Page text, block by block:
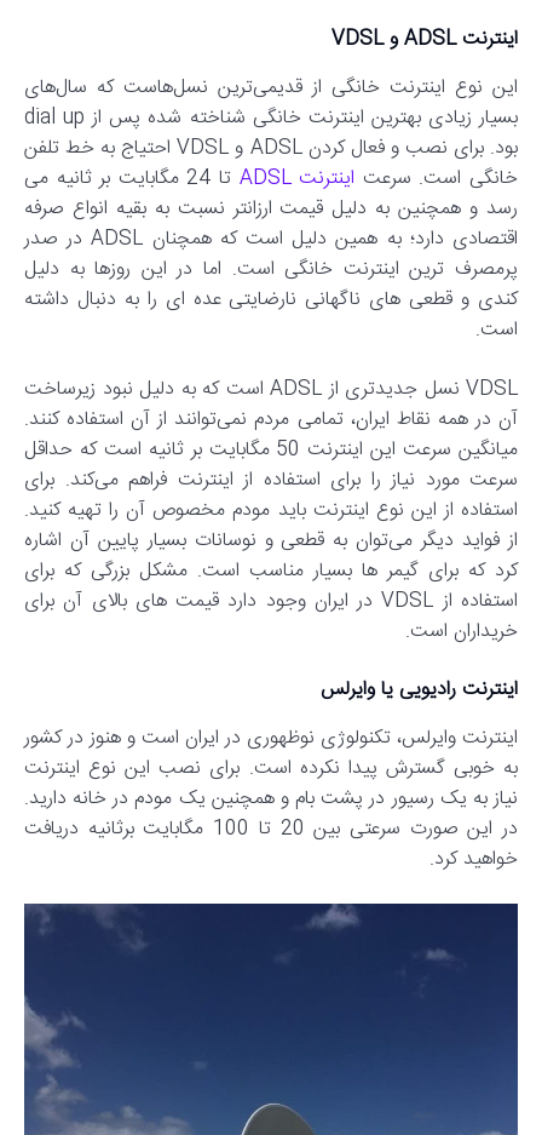
اینترنت ADSL و VDSL
این نوع اینترنت خانگی از قدیمی‌ترین نسل‌هاست که سال‌های
بسیار زیادی بهترین اینترنت خانگی شناخته شده پس از dial up
بود. برای نصب و فعال کردن ADSL و VDSL احتیاج به خط تلفن
خانگی است. سرعت اینترنت ADSL
تا 24 مگابایت بر ثانیه می
رسد و همچنین به دلیل قیمت ارزانتر نسبت به بقیه انواع صرفه
اقتصادی دارد؛ به همین دلیل است که همچنان ADSL در صدر
پرمصرف ترین اینترنت خانگی است. اما در این روزها به دلیل
کندی و قطعی های ناگهانی نارضایتی عده ای را به دنبال داشته
است.
VDSL نسل جدیدتری از ADSL است که به دلیل نبود زیرساخت
آن در همه نقاط ایران، تمامی مردم نمی‌توانند از آن استفاده کنند.
میانگین سرعت این اینترنت 50 مگابایت بر ثانیه است که حداقل
سرعت مورد نیاز را برای استفاده از اینترنت فراهم می‌کند. برای
استفاده از این نوع اینترنت باید مودم مخصوص آن را تهیه کنید.
از فواید دیگر می‌توان به قطعی و نوسانات بسیار پایین آن اشاره
کرد که برای گیمر ها بسیار مناسب است. مشکل بزرگی که برای
استفاده از VDSL در ایران وجود دارد قیمت های بالای آن برای
خریداران است.
اینترنت رادیویی یا وایرلس
اینترنت وایرلس، تکنولوژی نوظهوری در ایران است و هنوز در کشور
به خوبی گسترش پیدا نکرده است. برای نصب این نوع اینترنت
نیاز به یک رسیور در پشت بام و همچنین یک مودم در خانه دارید.
در این صورت سرعتی بین 20 تا 100 مگابایت برثانیه دریافت
خواهید کرد.